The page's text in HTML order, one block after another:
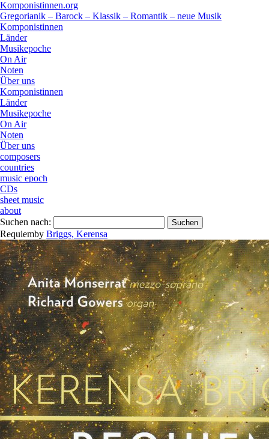
Komponistinnen.org
Gregorianik – Barock – Klassik – Romantik – neue Musik
Komponistinnen
Länder
Musikepoche
On Air
Noten
Über uns
Komponistinnen
Länder
Musikepoche
On Air
Noten
Über uns
composers
countries
music epoch
CDs
sheet music
about
Suchen nach:
Requiemby Briggs, Kerensa